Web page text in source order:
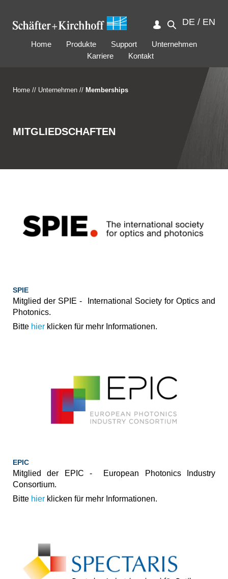
Home Produkte Support
Unternehmen
Karriere
Kontakt
DE / EN
Home // Unternehmen // Memberships
MITGLIEDSCHAFTEN
SPIE
Mitglied der SPIE - International Society for Optics and
Photonics.
Bitte hier klicken für mehr Informationen.
EPIC
Mitglied der EPIC - European Photonics Industry
Consortium.
Bitte hier klicken für mehr Informationen.